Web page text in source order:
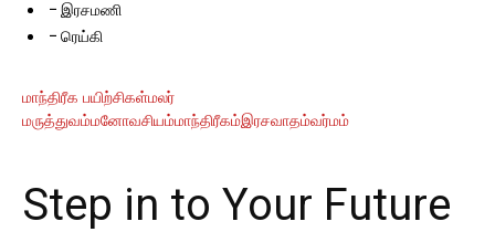
இரசமணி
ரெய்கி
மாந்திரீக பயிற்சிகள்மலர்
மருத்துவம்மனோவசியம்மாந்திரீகம்இரசவாதம்வர்மம்
Step in to Your Future